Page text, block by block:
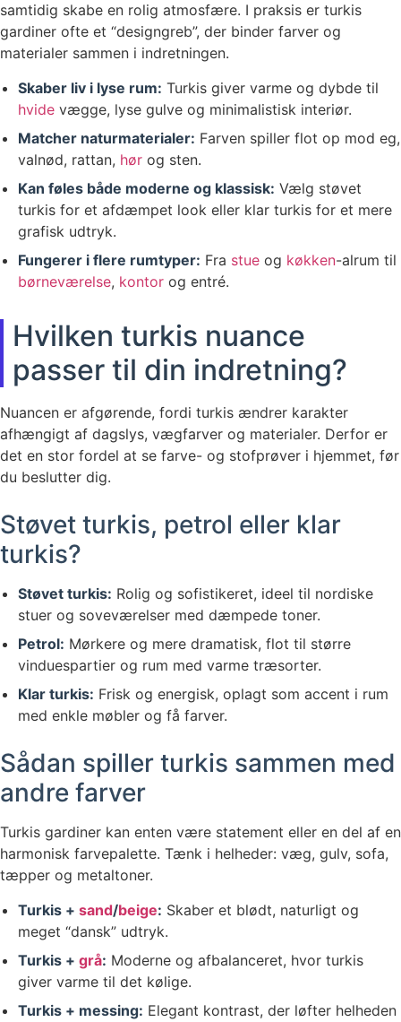
samtidig skabe en rolig atmosfære. I praksis er turkis
gardiner ofte et “designgreb”, der binder farver og
materialer sammen i indretningen.
Skaber liv i lyse rum: Turkis giver varme og dybde til
hvide vægge, lyse gulve og minimalistisk interiør.
Matcher naturmaterialer: Farven spiller flot op mod eg,
valnød, rattan, hør og sten.
Kan føles både moderne og klassisk: Vælg støvet
turkis for et afdæmpet look eller klar turkis for et mere
grafisk udtryk.
Fungerer i flere rumtyper: Fra stue og køkken-alrum til
børneværelse, kontor og entré.
Hvilken turkis nuance
passer til din indretning?
Nuancen er afgørende, fordi turkis ændrer karakter
afhængigt af dagslys, vægfarver og materialer. Derfor er
det en stor fordel at se farve- og stofprøver i hjemmet, før
du beslutter dig.
Støvet turkis, petrol eller klar
turkis?
Støvet turkis: Rolig og sofistikeret, ideel til nordiske
stuer og soveværelser med dæmpede toner.
Petrol: Mørkere og mere dramatisk, flot til større
vinduespartier og rum med varme træsorter.
Klar turkis: Frisk og energisk, oplagt som accent i rum
med enkle møbler og få farver.
Sådan spiller turkis sammen med
andre farver
Turkis gardiner kan enten være statement eller en del af en
harmonisk farvepalette. Tænk i helheder: væg, gulv, sofa,
tæpper og metaltoner.
Turkis + sand/beige: Skaber et blødt, naturligt og
meget “dansk” udtryk.
Turkis + grå: Moderne og afbalanceret, hvor turkis
giver varme til det kølige.
Turkis + messing: Elegant kontrast, der løfter helheden